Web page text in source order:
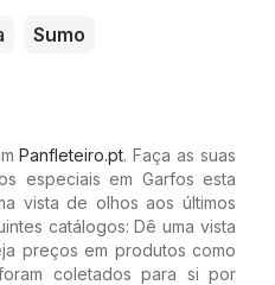
Sumo
Panfleteiro.pt. Faça as suas
especiais em Garfos esta
vista de olhos aos últimos
catálogos: Dê uma vista
preços em produtos como
coletados para si por